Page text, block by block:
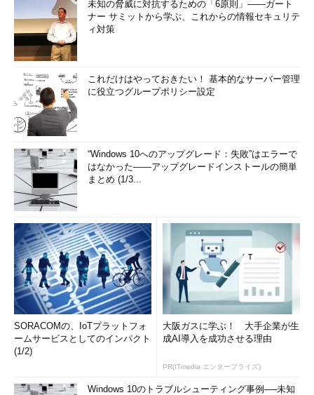
未知の脅威に対抗するための「6原則」――ガート
ナー サミットから学ぶ、これからの情報セキュリテ
ィ対策
これだけはやっておきたい！ 基本的なサーバー管理
に役立つグループポリシー設定
“Windows 10へのアップグレード：失敗”はエラーで
はなかった――アップグレードインストールの簡単
まとめ (1/3...
SORACOMの、IoTプラットフォ
ームサービスとしてのインパクト
(1/2)
大阪ガスに学ぶ！ 大手企業が生
成AI導入を成功させる理由
PR(ITmedia エンタープライズ)
Windows 10のトラブルシューティング事例──未知